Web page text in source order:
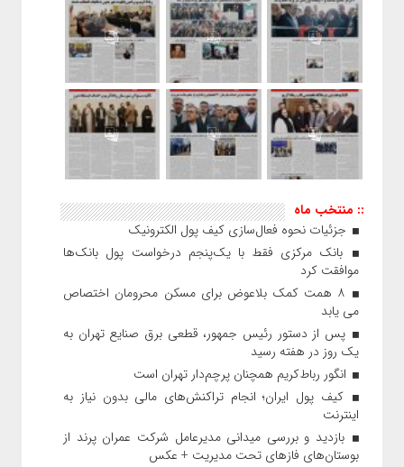
:: منتخب ماه
جزئیات نحوه فعال‌سازی کیف پول الکترونیک
بانک مرکزی فقط با یک‌‎پنجم درخواست پول بانک‌ها
موافقت کرد
۸ همت کمک بلاعوض برای مسکن محرومان اختصاص
می یابد
پس از دستور رئیس‌ جمهور، قطعی برق صنایع تهران به
یک روز در هفته رسید
انگور رباط‌کریم همچنان پرچم‌دار تهران است
کیف پول ایران؛ انجام تراکنش‌های مالی بدون نیاز به
اینترنت
بازدید و بررسی میدانی مدیرعامل شرکت عمران پرند از
بوستان‌های فازهای تحت مدیریت + عکس